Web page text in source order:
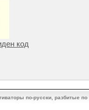
код
по-русски, разбитые